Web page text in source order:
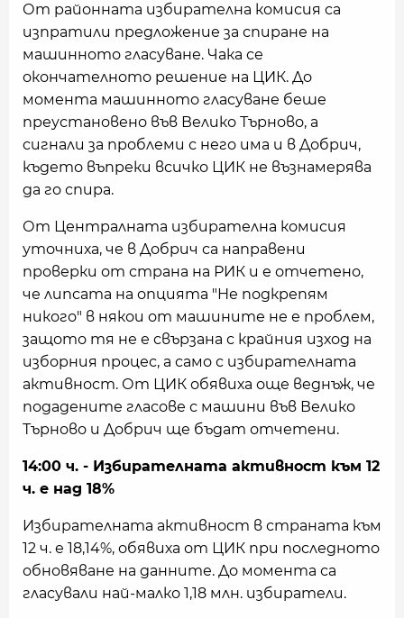
От районната избирателна комисия са
изпратили предложение за спиране на
машинното гласуване. Чака се
окончателното решение на ЦИК. До
момента машинното гласуване беше
преустановено във Велико Търново, а
сигнали за проблеми с него има и в Добрич,
където въпреки всичко ЦИК не възнамерява
да го спира.
От Централната избирателна комисия
уточниха, че в Добрич са направени
проверки от страна на РИК и е отчетено,
че липсата на опцията "Не подкрепям
никого" в някои от машините не е проблем,
защото тя не е свързана с крайния изход на
изборния процес, а само с избирателната
активност. От ЦИК обявиха още веднъж, че
подадените гласове с машини във Велико
Търново и Добрич ще бъдат отчетени.
14:00 ч. - Избирателната активност към 12
ч. е над 18%
Избирателната активност в страната към
12 ч. е 18,14%, обявиха от ЦИК при последното
обновяване на данните. До момента са
гласували най-малко 1,18 млн. избиратели.